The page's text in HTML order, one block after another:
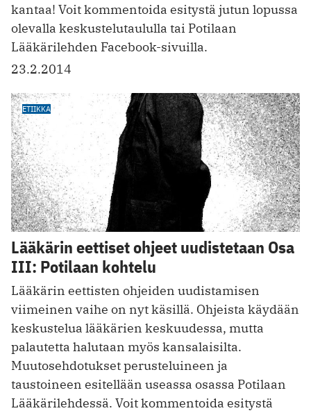
kantaa! Voit kommentoida esitystä jutun lopussa
olevalla keskustelutaululla tai Potilaan
Lääkärilehden Facebook-sivuilla.
23.2.2014
ETIIKKA
Lääkärin eettiset ohjeet uudistetaan Osa
III: Potilaan kohtelu
Lääkärin eettisten ohjeiden uudistamisen
viimeinen vaihe on nyt käsillä. Ohjeista käydään
keskustelua lääkärien keskuudessa, mutta
palautetta halutaan myös kansalaisilta.
Muutosehdotukset perusteluineen ja
taustoineen esitellään useassa osassa Potilaan
Lääkärilehdessä. Voit kommentoida esitystä